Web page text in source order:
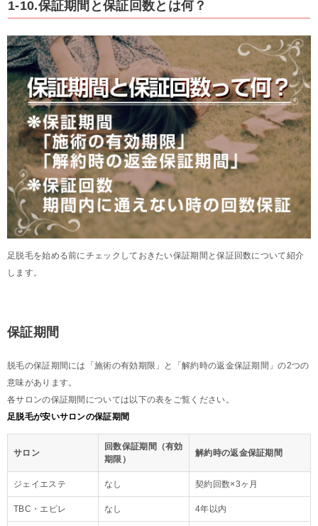
1-10.保証期間と保証回数とは何？
足脱毛を始める前にチェックしておきたい保証期間と保証回数について紹介
します。
保証期間
脱毛の保証期間には「施術の有効期限」と「解約時の返金保証期間」の2つの
意味があります。
各サロンの保証期間については以下の表をご覧ください。
足脱毛が安いサロンの保証期間
サロン
回数保証期間（有効
期限）
解約時の返金保証期間
ジェイエステ なし 契約回数×3ヶ月
TBC・エピレ なし 4年以内